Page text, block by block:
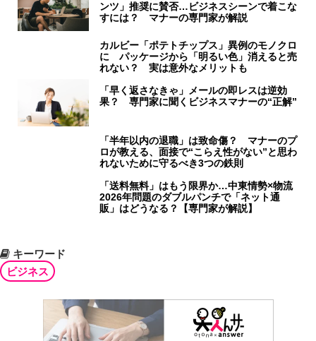
ンツ」推奨に賛否…ビジネスシーンで着こな
すには？ マナーの専門家が解説
カルビー「ポテトチップス」異例のモノクロ
に パッケージから「明るい色」消えると売
れない？ 実は意外なメリットも
「早く返さなきゃ」メールの即レスは逆効
果？ 専門家に聞くビジネスマナーの“正解”
「半年以内の退職」は致命傷？ マナーのプ
ロが教える、面接で“こらえ性がない”と思わ
れないために守るべき3つの鉄則
「送料無料」はもう限界か…中東情勢×物流
2026年問題のダブルパンチで「ネット通
販」はどうなる？【専門家が解説】
キーワード
ビジネス